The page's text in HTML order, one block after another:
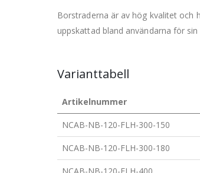
Borstraderna är av hög kvalitet och
uppskattad bland användarna för
Varianttabell
Artikelnummer
NCAB-NB-120-FLH-300-150
NCAB-NB-120-FLH-300-180